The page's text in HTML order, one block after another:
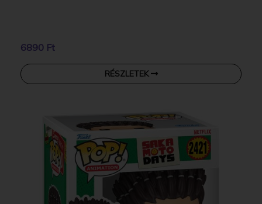
6890 Ft
RÉSZLETEK